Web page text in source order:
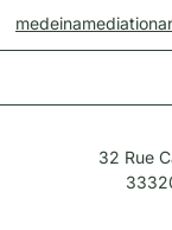
32 Rue